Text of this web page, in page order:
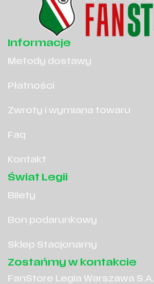
Informacje
Metody dostawy
Płatności
Zwroty i wymiana towaru
Faq
Kontakt
Świat Legii
Bilety
Bon podarunkowy
Sklep Stacjonarny
Zostańmy w kontakcie
FanStore Legia Warszawa S.A.